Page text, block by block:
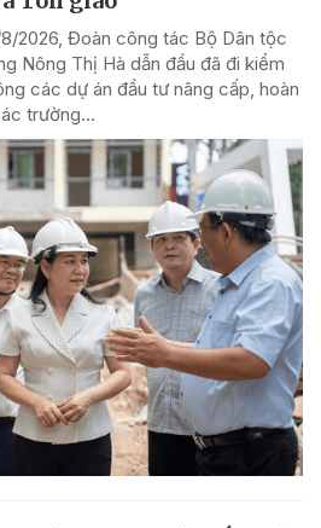
2026, Đoàn công tác Bộ Dân tộc
Nông Thị Hà dẫn đầu đã đi kiểm
các dự án đầu tư nâng cấp, hoàn
trường...